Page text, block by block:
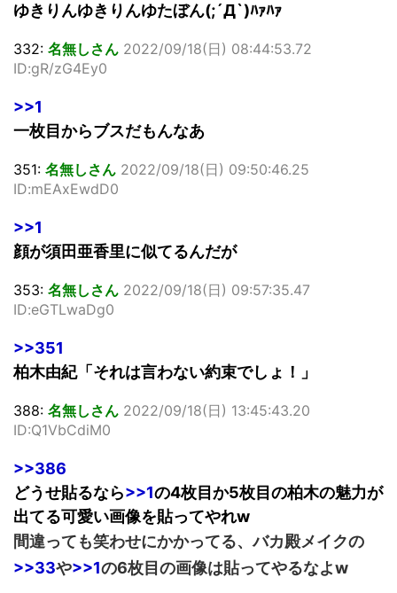
ゆきりんゆきりんゆたぼん(;´Д`)ﾊｧﾊｧ
332: 名無しさん 2022/09/18(日) 08:44:53.72
ID:gR/zG4Ey0
>>1
一枚目からブスだもんなあ
351: 名無しさん 2022/09/18(日) 09:50:46.25
ID:mEAxEwdD0
>>1
顔が須田亜香里に似てるんだが
353: 名無しさん 2022/09/18(日) 09:57:35.47
ID:eGTLwaDg0
>>351
柏木由紀「それは言わない約束でしょ！」
388: 名無しさん 2022/09/18(日) 13:45:43.20
ID:Q1VbCdiM0
>>386
どうせ貼るなら>>1の4枚目か5枚目の柏木の魅力が
出てる可愛い画像を貼ってやれw
間違っても笑わせにかかってる、バカ殿メイクの
>>33や>>1の6枚目の画像は貼ってやるなよw